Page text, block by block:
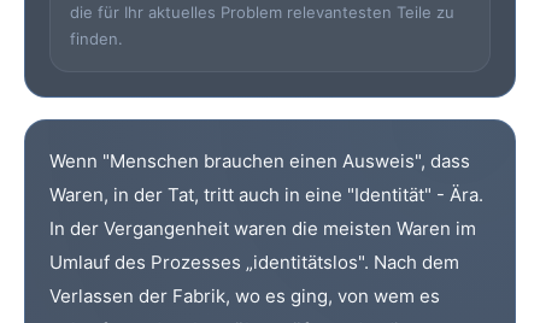
die für Ihr aktuelles Problem relevantesten Teile zu
finden.
Wenn "Menschen brauchen einen Ausweis", dass
Waren, in der Tat, tritt auch in eine "Identität" - Ära.
In der Vergangenheit waren die meisten Waren im
Umlauf des Prozesses „identitätslos". Nach dem
Verlassen der Fabrik, wo es ging, von wem es